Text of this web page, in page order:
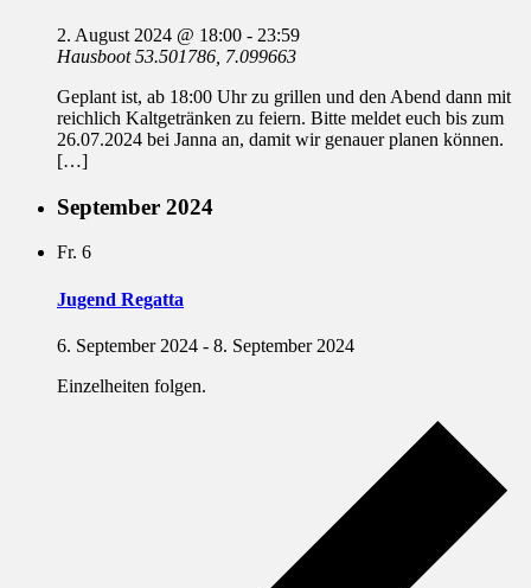
2. August 2024 @ 18:00 - 23:59
Hausboot53.501786, 7.099663
Geplant ist, ab 18:00 Uhr zu grillen und den Abend dann mit
reichlich Kaltgetränken zu feiern. Bitte meldet euch bis zum
26.07.2024 bei Janna an, damit wir genauer planen können.
[…]
September 2024
Fr. 6
Jugend Regatta
6. September 2024 - 8. September 2024
Einzelheiten folgen.